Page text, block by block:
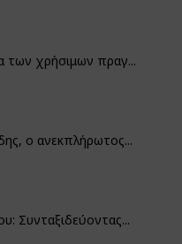
των χρήσιμων πραγ...
ο ανεκπλήρωτος...
Συνταξιδεύοντας...